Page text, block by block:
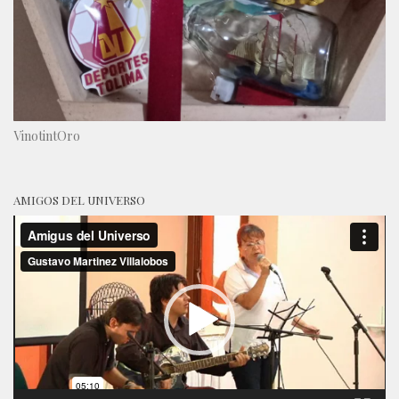
VinotintOro
AMIGOS DEL UNIVERSO
Reproductor
de
vídeo